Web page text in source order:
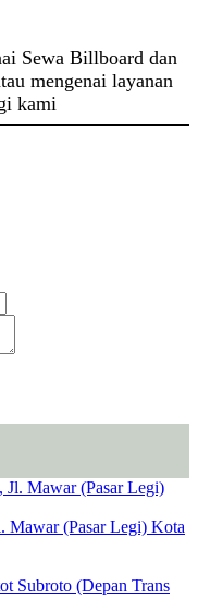
Sewa Billboard dan
mengenai layanan
kami
Mawar (Pasar Legi) Kota